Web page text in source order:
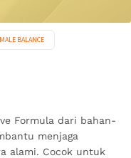
BALANCE
Formula dari bahan-
menjaga
alami. Cocok untuk